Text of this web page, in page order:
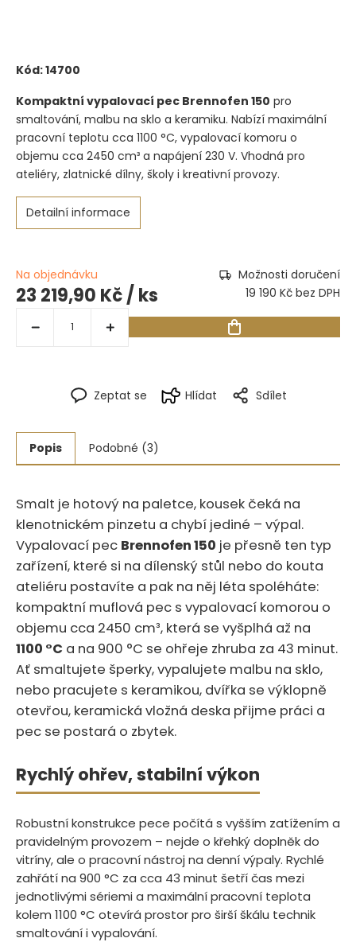
Kód:14700
Kompaktní vypalovací pec Brennofen 150 pro
smaltování, malbu na sklo a keramiku. Nabízí maximální
pracovní teplotu cca 1100 °C, vypalovací komoru o
objemu cca 2450 cm³ a napájení 230 V. Vhodná pro
ateliéry, zlatnické dílny, školy i kreativní provozy.
Detailní informace
Zeptat se Hlídat Sdílet
Na objednávku Možnosti doručení
23 219,90 Kč/ ks 19 190 Kč bez DPH
Popis Podobné (3)
Smalt je hotový na paletce, kousek čeká na
klenotnickém pinzetu a chybí jediné – výpal.‍​‍‌‌‌‌‌‌​‌‌​​‌​​​‌‌‌‌‌‌‌​​‌​​‌​‌‌‌
Vypalovací pec Brennofen 150 je přesně ten typ
zařízení, které si na dílenský stůl nebo do kouta
ateliéru postavíte a pak na něj léta spoléháte:
kompaktní muflová pec s vypalovací komorou o
objemu cca 2450 cm³, která se vyšplhá až na
1100 °C a na 900 °C se ohřeje zhruba za 43 minut.
Ať smaltujete šperky, vypalujete malbu na sklo,
nebo pracujete s keramikou, dvířka se výklopně
otevřou, keramická vložná deska přijme práci a
pec se postará o zbytek.
Rychlý ohřev, stabilní výkon
Robustní konstrukce pece počítá s vyšším zatížením a
pravidelným provozem – nejde o křehký doplněk do
vitríny, ale o pracovní nástroj na denní výpaly. Rychlé
zahřátí na 900 °C za cca 43 minut šetří čas mezi
jednotlivými sériemi a maximální pracovní teplota
kolem 1100 °C otevírá prostor pro širší škálu technik
smaltování i vypalování.